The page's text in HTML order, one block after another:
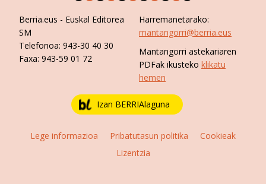
Berria.eus - Euskal Editorea
SM
Telefonoa: 943-30 40 30
Faxa: 943-59 01 72
Harremanetarako:
mantangorri@berria.eus
Mantangorri astekariaren
PDFak ikusteko klikatu
hemen
Izan BERRIAlaguna
Lege informazioa Pribatutasun politika
Cookieak
Lizentzia